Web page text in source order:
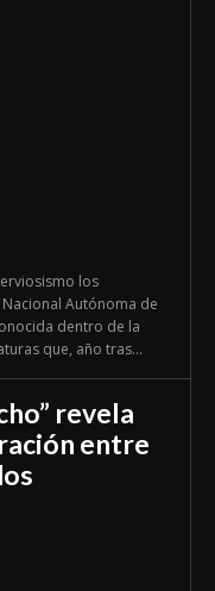
los
Autónoma de
dentro de la
que, año tras...
revela
entre